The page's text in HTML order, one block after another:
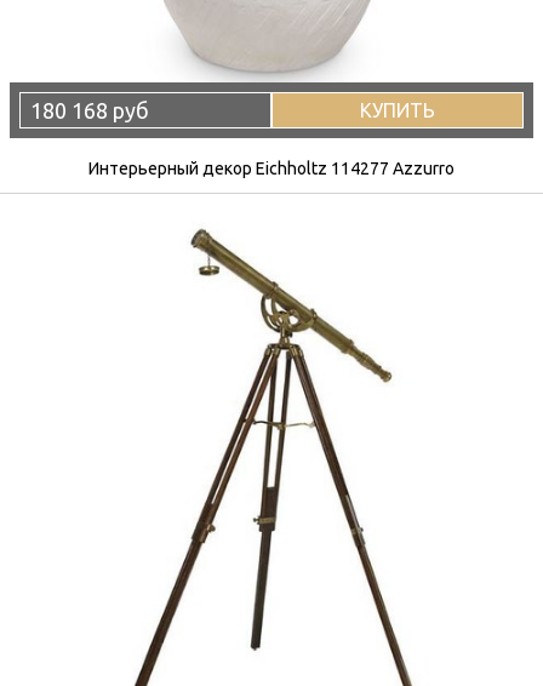
180 168 руб КУПИТЬ
Интерьерный декор Eichholtz 114277 Azzurro